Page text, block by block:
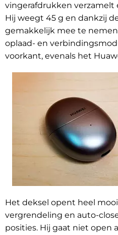
vingerafdrukken verzamelt
Hij weegt 45 g en dankzij
gemakkelijk mee te nemen
oplaad- en
voorkant, evenals het
Het deksel opent heel
vergrendeling en auto-
posities. Hij gaat niet open